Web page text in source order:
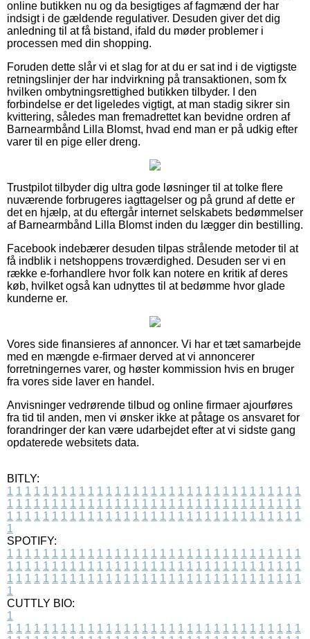
online butikken nu og da besigtiges af fagmænd der har
indsigt i de gældende regulativer. Desuden giver det dig
anledning til at få bistand, ifald du møder problemer i
processen med din shopping.
Foruden dette slår vi et slag for at du er sat ind i de vigtigste
retningslinjer der har indvirkning på transaktionen, som fx
hvilken ombytningsrettighed butikken tilbyder. I den
forbindelse er det ligeledes vigtigt, at man stadig sikrer sin
kvittering, således man fremadrettet kan bevidne ordren af
Barnearmbånd Lilla Blomst, hvad end man er på udkig efter
varer til en pige eller dreng.
Trustpilot tilbyder dig ultra gode løsninger til at tolke flere
nuværende forbrugeres iagttagelser og på grund af dette er
det en hjælp, at du eftergår internet selskabets bedømmelser
af Barnearmbånd Lilla Blomst inden du lægger din bestilling.
Facebook indebærer desuden tilpas strålende metoder til at
få indblik i netshoppens troværdighed. Desuden ser vi en
række e-forhandlere hvor folk kan notere en kritik af deres
køb, hvilket også kan udnyttes til at bedømme hvor glade
kunderne er.
Vores side finansieres af annoncer. Vi har et tæt samarbejde
med en mængde e-firmaer derved at vi annoncerer
forretningernes varer, og høster kommission hvis en bruger
fra vores side laver en handel.
Anvisninger vedrørende tilbud og online firmaer ajourføres
fra tid til anden, men vi ønsker ikke at påtage os ansvaret for
forandringer der kan være udarbejdet efter at vi sidste gang
opdaterede websitets data.
BITLY:
1 1 1 1 1 1 1 1 1 1 1 1 1 1 1 1 1 1 1 1 1 1 1 1 1 1 1 1 1 1 1 1 1
1 1 1 1 1 1 1 1 1 1 1 1 1 1 1 1 1 1 1 1 1 1 1 1 1 1 1 1 1 1 1 1 1
1 1 1 1 1 1 1 1 1 1 1 1 1 1 1 1 1 1 1 1 1 1 1 1 1 1 1 1 1 1 1 1 1
1
SPOTIFY:
1 1 1 1 1 1 1 1 1 1 1 1 1 1 1 1 1 1 1 1 1 1 1 1 1 1 1 1 1 1 1 1 1
1 1 1 1 1 1 1 1 1 1 1 1 1 1 1 1 1 1 1 1 1 1 1 1 1 1 1 1 1 1 1 1 1
1 1 1 1 1 1 1 1 1 1 1 1 1 1 1 1 1 1 1 1 1 1 1 1 1 1 1 1 1 1 1 1 1
1
CUTTLY BIO:
1
1 1 1 1 1 1 1 1 1 1 1 1 1 1 1 1 1 1 1 1 1 1 1 1 1 1 1 1 1 1 1 1 1